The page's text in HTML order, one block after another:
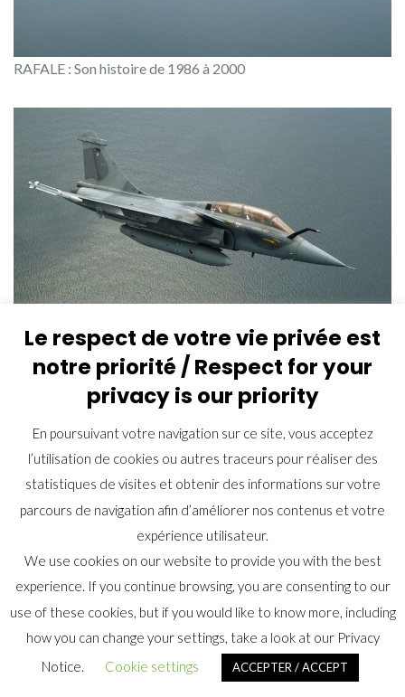
RAFALE : Son histoire de 1986 à 2000
1997 : commande de la1 èretrancheRafale pour
13 appareils
4 décembre 1998 : premier vol duRafale B 301. Il
s’agit du premier appareil biplace de série.
6 juillet 1999 : premier appontage sur le Charles de
Gaulle.
7 juillet 1999 : premier catapultage sur le Charles de
Gaulle.
1999 : commande de la
tranche
Rafale pour 48
Le respect de votre vie privée est
notre priorité / Respect for your
privacy is our priority
En poursuivant votre navigation sur ce site, vous acceptez
l’utilisation de cookies ou autres traceurs pour réaliser des
statistiques de visites et obtenir des informations sur votre
parcours de navigation afin d’améliorer nos contenus et votre
expérience utilisateur.
We use cookies on our website to provide you with the best
experience. If you continue browsing, you are consenting to our
use of these cookies, but if you would like to know more, including
how you can change your settings, take a look at our Privacy
Notice.
Cookie settings ACCEPTER / ACCEPT